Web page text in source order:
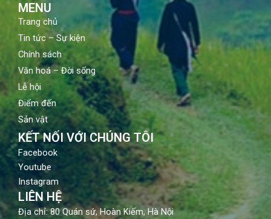
MENU
Trang chủ
Tin tức – Sự kiện
Chính sách
Văn hoá – Đời sống
Lễ hội
Điểm đến
Sản vật
KẾT NỐI VỚI CHÚNG TÔI
Facebook
Youtube
Instagram
LIÊN HỆ
Địa chỉ: 80 Quán sứ, Hoàn Kiếm, Hà Nội